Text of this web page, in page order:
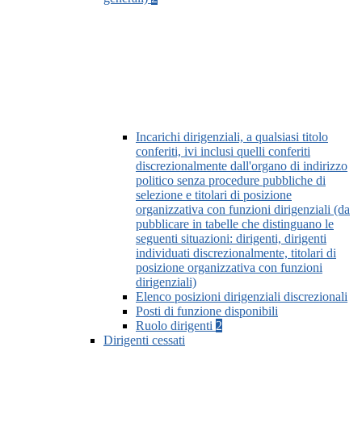
Incarichi dirigenziali, a qualsiasi titolo
conferiti, ivi inclusi quelli conferiti
discrezionalmente dall'organo di indirizzo
politico senza procedure pubbliche di
selezione e titolari di posizione
organizzativa con funzioni dirigenziali (da
pubblicare in tabelle che distinguano le
seguenti situazioni: dirigenti, dirigenti
individuati discrezionalmente, titolari di
posizione organizzativa con funzioni
dirigenziali)
Elenco posizioni dirigenziali discrezionali
Posti di funzione disponibili
Ruolo dirigenti 2
Dirigenti cessati